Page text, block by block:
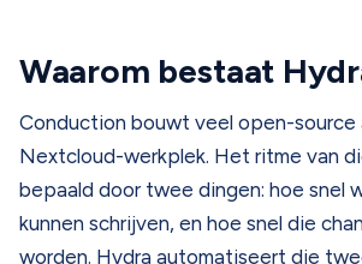
Waarom bestaat
Conduction bouwt veel open-source
Nextcloud-werkplek. Het ritme van
bepaald door twee dingen: hoe snel
kunnen schrijven, en hoe snel die
worden. Hydra automatiseert die